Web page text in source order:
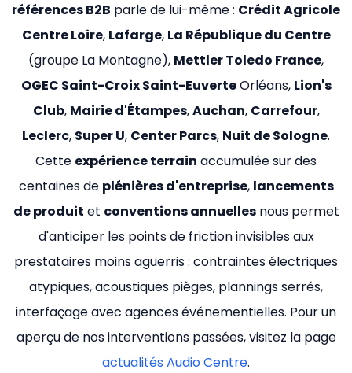
références B2B parle de lui-même : Crédit Agricole
Centre Loire, Lafarge, La République du Centre
(groupe La Montagne), Mettler Toledo France,
OGEC Saint-Croix Saint-EuverteOrléans, Lion's
Club, Mairie d'Étampes,Auchan, Carrefour,
Leclerc, Super U, Center Parcs, Nuit de Sologne.
Cette expérience terrain accumulée sur des
centaines de plénières d'entreprise, lancements
de produit et conventions annuellesnous permet
d'anticiper les points de friction invisibles aux
prestataires moins aguerris : contraintes électriques
atypiques, acoustiques pièges, plannings serrés,
interfaçage avec agences événementielles. Pour un
aperçu de nos interventions passées, visitez la page
actualités Audio Centre.